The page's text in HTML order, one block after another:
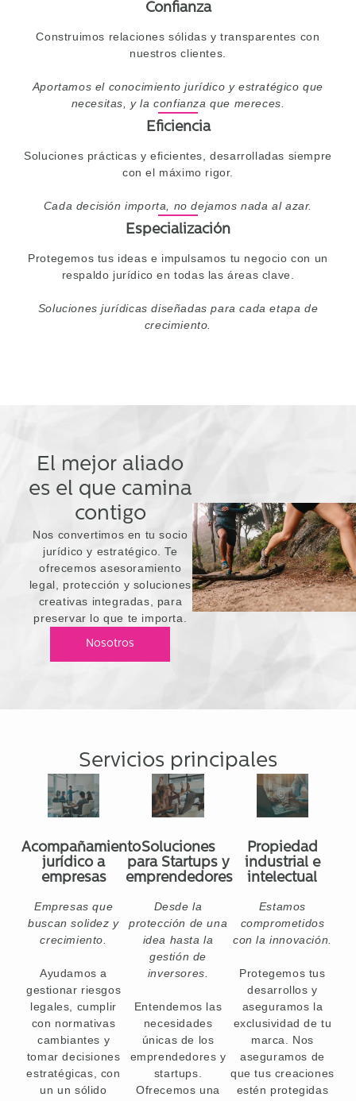
Confianza
Construimos relaciones sólidas y transparentes con
nuestros clientes.
Aportamos el conocimiento jurídico y estratégico que
necesitas, y la confianza que mereces.
Eficiencia
Soluciones prácticas y eficientes, desarrolladas siempre
con el máximo rigor.
Cada decisión importa, no dejamos nada al azar.
Especialización
Protegemos tus ideas e impulsamos tu negocio con un
respaldo jurídico en todas las áreas clave.
Soluciones jurídicas diseñadas para cada etapa de
crecimiento.
El mejor aliado
es el que camina
contigo
Nos convertimos en tu socio
jurídico y estratégico. Te
ofrecemos asesoramiento
legal, protección y soluciones
creativas integradas, para
preservar lo que te importa.
Nosotros
Servicios principales
Acompañamiento
jurídico a
empresas
Empresas que
buscan solidez y
crecimiento.
Ayudamos a
gestionar riesgos
legales, cumplir
con normativas
cambiantes y
tomar decisiones
estratégicas, con
un un sólido
Soluciones
para Startups y
emprendedores
Desde la
protección de una
idea hasta la
gestión de
inversores.
Entendemos las
necesidades
únicas de los
emprendedores y
startups.
Ofrecemos una
Propiedad
industrial e
intelectual
Estamos
comprometidos
con la innovación.
Protegemos tus
desarrollos y
aseguramos la
exclusividad de tu
marca. Nos
aseguramos de
que tus creaciones
estén protegidas